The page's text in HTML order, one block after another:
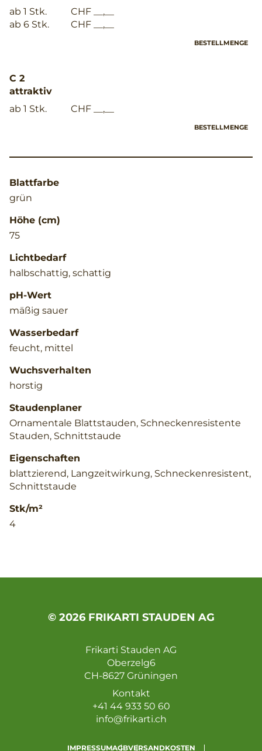
ab 1 Stk.
CHF __,__
ab 6 Stk.
CHF __,__
BESTELLMENGE
C 2
attraktiv
ab 1 Stk.
CHF __,__
BESTELLMENGE
Blattfarbe
grün
Höhe (cm)
75
Lichtbedarf
halbschattig, schattig
pH-Wert
mäßig sauer
Wasserbedarf
feucht, mittel
Wuchsverhalten
horstig
Staudenplaner
Ornamentale Blattstauden, Schneckenresistente
Stauden, Schnittstaude
Eigenschaften
blattzierend, Langzeitwirkung, Schneckenresistent,
Schnittstaude
Stk/m²
4
© 2026 FRIKARTI STAUDEN AG
Frikarti Stauden AG
Oberzelg6
CH-8627 Grüningen
Kontakt
+41 44 933 50 60
info@frikarti.ch
IMPRESSUMAGBVERSANDKOSTEN